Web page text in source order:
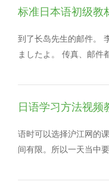
标准日本语初级教
到了长岛先生的邮件。
ましたよ。 传真、邮件
前些日子长岛先生送我
教材基本的学习内容以
你了解吗?这套教学习的
日语学习方法视频
语时可以选择沪江网的
间有限。所以一天当中
些歌词一般用词比较优